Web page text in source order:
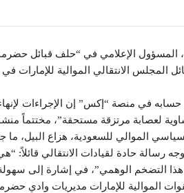
الإعلامي في “حلف قبائل
فصائل المجلس الانتقالي الموالية
في منصة “إكس” إن الإجراءات
لعصابة مرتزقة مستحقة”، مختتماً
الموالي للسعودية، هزاع البيل،
رسالة حادة لقيادات الانتقالي قائلاً:
هذا التضخم الوهمي”، في إشارة إلى
الموالية للإمارات مديريات وادي